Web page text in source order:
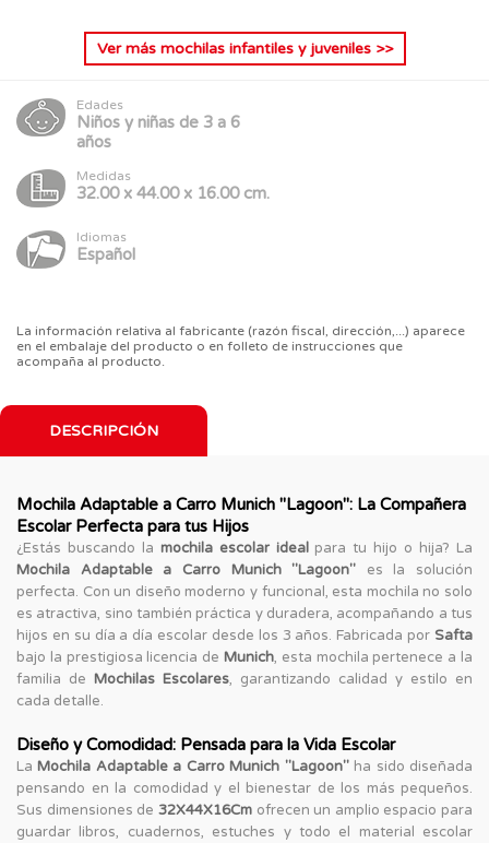
Ver más mochilas infantiles y juveniles>>
Edades
Niños y niñas de 3 a 6
años
Medidas
32.00 x 44.00 x 16.00 cm.
Idiomas
Español
La información relativa al fabricante (razón fiscal, dirección,...) aparece
en el embalaje del producto o en folleto de instrucciones que
acompaña al producto.
DESCRIPCIÓN
Mochila Adaptable a Carro Munich "Lagoon": La Compañera
Escolar Perfecta para tus Hijos
¿Estás buscando la mochila escolar idealpara tu hijo o hija? La
Mochila Adaptable a Carro Munich "Lagoon" es la solución
perfecta. Con un diseño moderno y funcional, esta mochila no solo
es atractiva, sino también práctica y duradera, acompañando a tus
hijos en su día a día escolar desde los 3 años. Fabricada por Safta
bajo la prestigiosa licencia de Munich, esta mochila pertenece a la
familia de Mochilas Escolares, garantizando calidad y estilo en
cada detalle.
Diseño y Comodidad: Pensada para la Vida Escolar
LaMochila Adaptable a Carro Munich "Lagoon"ha sido diseñada
pensando en la comodidad y el bienestar de los más pequeños.
Sus dimensiones de 32X44X16Cmofrecen un amplio espacio para
guardar libros, cuadernos, estuches y todo el material escolar